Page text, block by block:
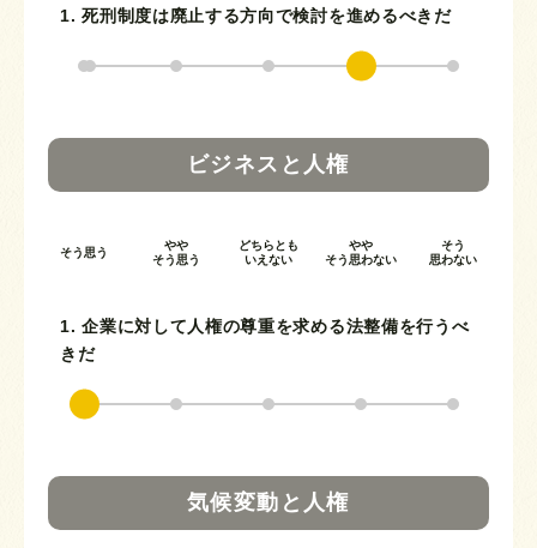
1. 死刑制度は廃止する方向で検討を進めるべきだ
ビジネスと人権
そう思う
やや
そう思う
どちらとも
いえない
やや
そう思わない
そう
思わない
1. 企業に対して人権の尊重を求める法整備を行うべ
きだ
気候変動と人権